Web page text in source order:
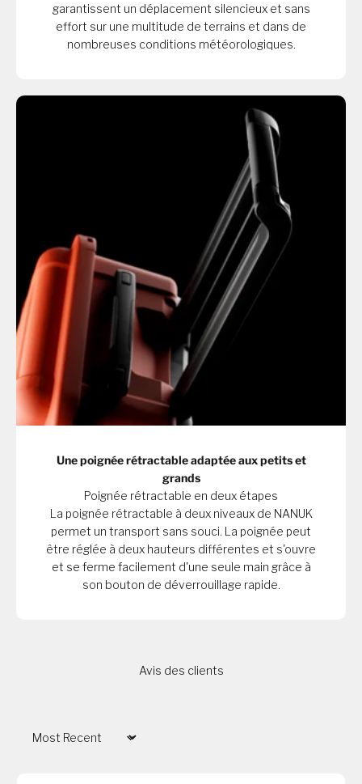
garantissent un déplacement silencieux et sans
effort sur une multitude de terrains et dans de
nombreuses conditions météorologiques.
Une poignée rétractable adaptée aux petits et
grands
Poignée rétractable en deux étapes
La poignée rétractable à deux niveaux de NANUK
permet un transport sans souci. La poignée peut
être réglée à deux hauteurs différentes et s'ouvre
et se ferme facilement d'une seule main grâce à
son bouton de déverrouillage rapide.
Avis des clients
Sort by